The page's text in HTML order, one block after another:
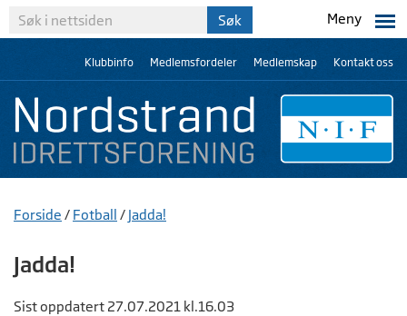
Meny
Klubbinfo Medlemsfordeler Medlemskap Kontakt oss
Forside / Fotball / Jadda!
Jadda!
Sist oppdatert 27.07.2021 kl.16.03